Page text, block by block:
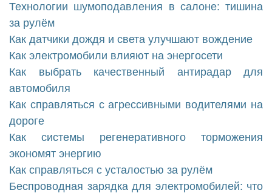
Технологии шумоподавления в салоне: тишина
за рулём
Как датчики дождя и света улучшают вождение
Как электромобили влияют на энергосети
Как выбрать качественный антирадар для
автомобиля
Как справляться с агрессивными водителями на
дороге
Как системы регенеративного торможения
экономят энергию
Как справляться с усталостью за рулём
Беспроводная зарядка для электромобилей: что